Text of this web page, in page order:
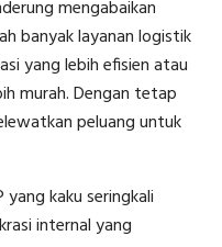
mengabaikan
banyak layanan logistik
yang lebih efisien atau
murah. Dengan tetap
peluang untuk
kaku seringkali
internal yang